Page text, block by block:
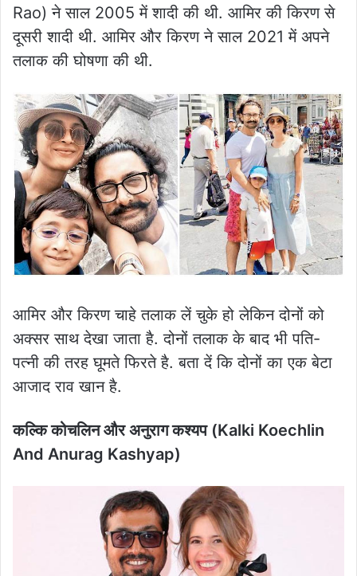
Rao) ने साल 2005 में शादी की थी. आमिर की किरण से
दूसरी शादी थी. आमिर और किरण ने साल 2021 में अपने
तलाक की घोषणा की थी.
आमिर और किरण चाहे तलाक लें चुके हो लेकिन दोनों को
अक्सर साथ देखा जाता है. दोनों तलाक के बाद भी पति-
पत्नी की तरह घूमते फिरते है. बता दें कि दोनों का एक बेटा
आजाद राव खान है.
कल्कि कोचलिन और अनुराग कश्यप (Kalki Koechlin
And Anurag Kashyap)